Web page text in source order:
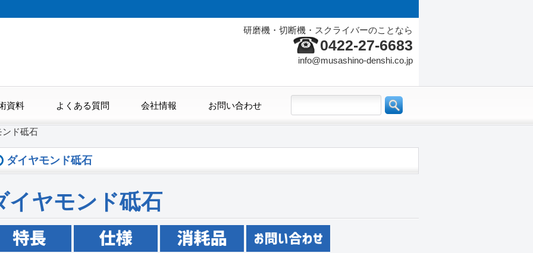
研磨機・切断機・スクライバーのことなら
0422-27-6683
info@musashino-denshi.co.jp
資料 よくある質問 会社情報 お問い合わせ
ンド砥石
ダイヤモンド砥石
イヤモンド砥石